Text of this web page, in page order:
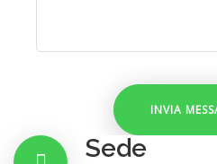
Sede